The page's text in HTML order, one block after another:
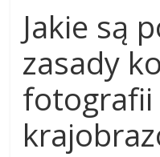
Jakie są
zasady
fotografii